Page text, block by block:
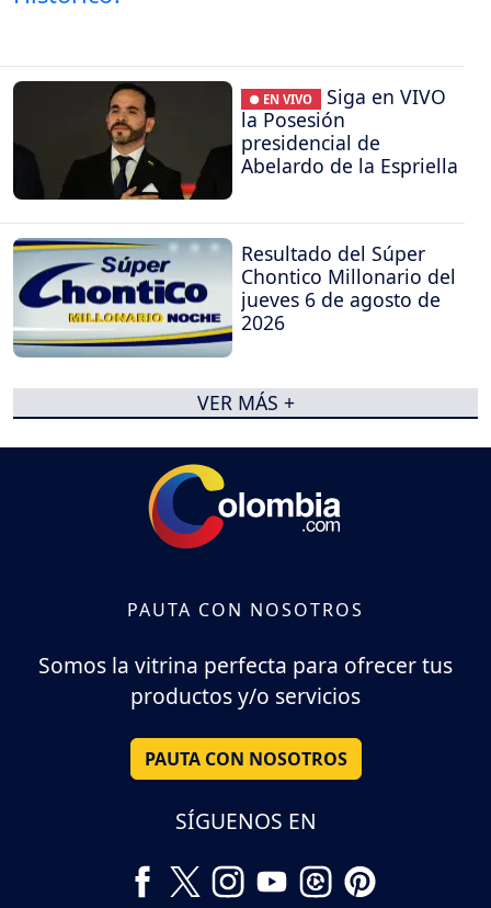
● EN VIVO
Siga en VIVO
la Posesión
presidencial de
Abelardo de la Espriella
Resultado del Súper
Chontico Millonario del
jueves 6 de agosto de
2026
VER MÁS +
PAUTA CON NOSOTROS
Somos la vitrina perfecta para ofrecer tus
productos y/o servicios
PAUTA CON NOSOTROS
SÍGUENOS EN